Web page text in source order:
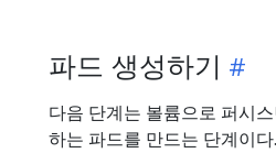
파드 생성하기
다음 단계는 볼륨으로 퍼시
하는 파드를 만드는 단계이다.